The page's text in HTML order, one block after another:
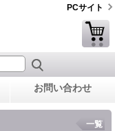
PCサイト
お問い合わせ
一覧